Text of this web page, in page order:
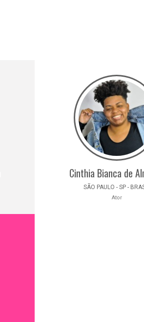
Cinthia Bianca de
SÃO PAULO - SP -
Ator